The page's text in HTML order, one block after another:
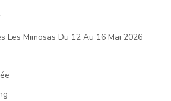
Les Mimosas Du 12 Au 16 Mai 2026